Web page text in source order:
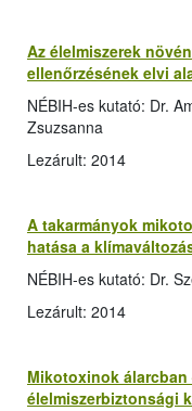
Az élelmiszerek
ellenőrzésének elvi
NÉBIH-es kutató: Dr.
Zsuzsanna
Lezárult: 2014
A takarmányok
hatása a
NÉBIH-es kutató: Dr.
Lezárult: 2014
Mikotoxinok
élelmiszerbiztonsági